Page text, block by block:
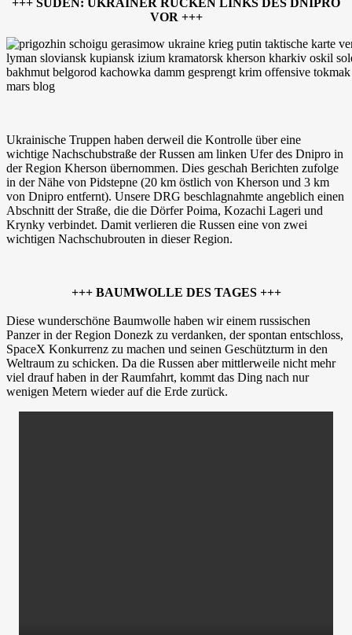
VOR +++
Ukrainische Truppen haben derweil die Kontrolle über eine
wichtige Nachschubstraße der Russen am linken Ufer des Dnipro in
der Region Kherson übernommen. Dies geschah Berichten zufolge
in der Nähe von Pidstepne (20 km östlich von Kherson und 3 km
von Dnipro entfernt). Unsere DRG beschlagnahmte angeblich einen
Abschnitt der Straße, die die Dörfer Poima, Kozachi Lageri und
Krynky verbindet. Damit verlieren die Russen eine von zwei
wichtigen Nachschubrouten in dieser Region.
+++ BAUMWOLLE DES TAGES +++
Diese wunderschöne Baumwolle haben wir einem russischen
Panzer in der Region Donezk zu verdanken, der spontan entschloss,
SpaceX Konkurrenz zu machen und seinen Geschützturm in den
Weltraum zu schicken. Da die Russen aber mittlerweile nicht mehr
viel drauf haben in der Raumfahrt, kommt das Ding nach nur
wenigen Metern wieder auf die Erde zurück.